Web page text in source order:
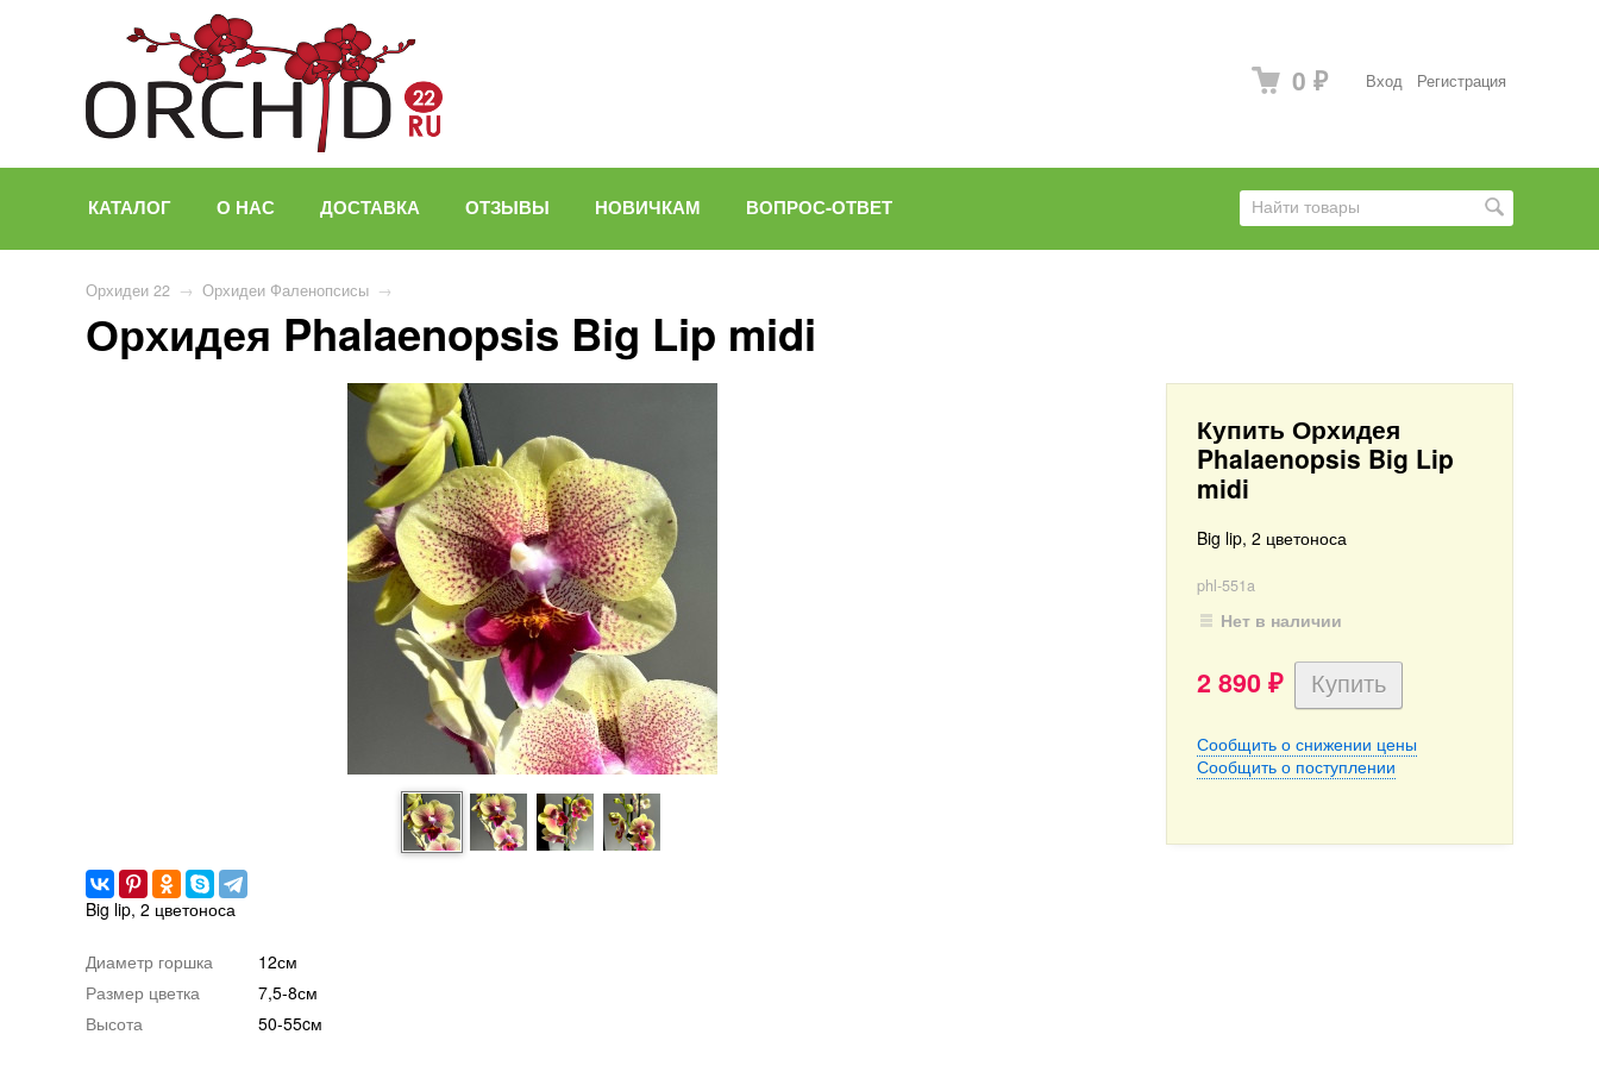
Вход Регистрация
0 ₽
КАТАЛОГ О НАС ДОСТАВКА ОТЗЫВЫ НОВИЧКАМ ВОПРОС-ОТВЕТ
Орхидеи 22 → Орхидеи Фаленопсисы →
Орхидея Phalaenopsis Big Lip midi
Купить Орхидея
Phalaenopsis Big Lip
midi
Big lip, 2 цветоноса
phl-551a
Нет в наличии
2 890 ₽
Сообщить о снижении цены
Сообщить о поступлении
Big lip, 2 цветоноса
Диаметр горшка
12см
Размер цветка
7,5-8см
Высота
50-55cм